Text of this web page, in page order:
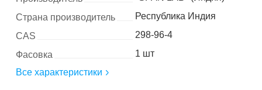
Страна производитель
Республика Индия
CAS
298-96-4
Фасовка
1 шт
Все характеристики